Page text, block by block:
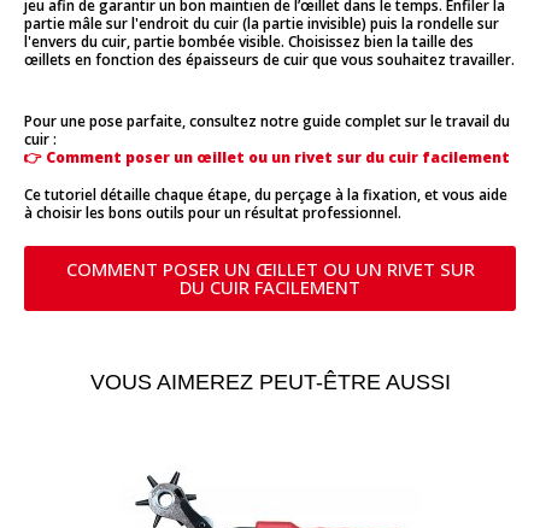
jeu afin de garantir un bon maintien de l’œillet dans le temps. Enfiler la
partie mâle sur l'endroit du cuir (la partie invisible) puis la rondelle sur
l'envers du cuir, partie bombée visible. Choisissez bien la taille des
œillets en fonction des épaisseurs de cuir que vous souhaitez travailler.
Pour une pose parfaite, consultez notre guide complet sur le travail du
cuir :
👉 Comment poser un œillet ou un rivet sur du cuir facilement
Ce tutoriel détaille chaque étape, du perçage à la fixation, et vous aide
à choisir les bons outils pour un résultat professionnel.
COMMENT POSER UN ŒILLET OU UN RIVET SUR
DU CUIR FACILEMENT
VOUS AIMEREZ PEUT-ÊTRE AUSSI